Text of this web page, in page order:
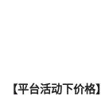
【平台活动下价格】